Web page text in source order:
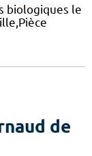
biologiques le
de